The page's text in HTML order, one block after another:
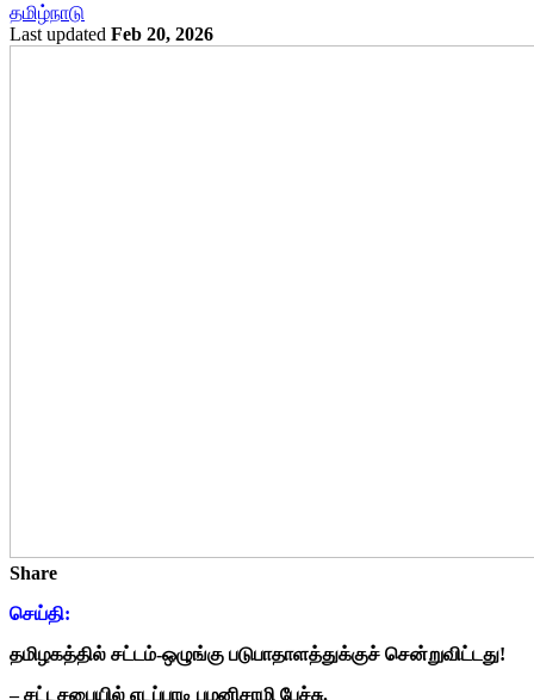
தமிழ்நாடு
Last updated Feb 20, 2026
Share
செய்தி:
தமிழகத்தில் சட்டம்-ஒழுங்கு படுபாதாளத்துக்குச் சென்றுவிட்டது!
– சட்டசபையில் எடப்பாடி பழனிசாமி பேச்சு.